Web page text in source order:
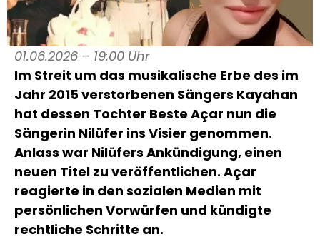
01.06.2026 – 19:00 Uhr
Im Streit um das musikalische Erbe des im
Jahr 2015 verstorbenen Sängers Kayahan
hat dessen Tochter Beste Açar nun die
Sängerin Nilüfer ins Visier genommen.
Anlass war Nilüfers Ankündigung, einen
neuen Titel zu veröffentlichen. Açar
reagierte in den sozialen Medien mit
persönlichen Vorwürfen und kündigte
rechtliche Schritte an.